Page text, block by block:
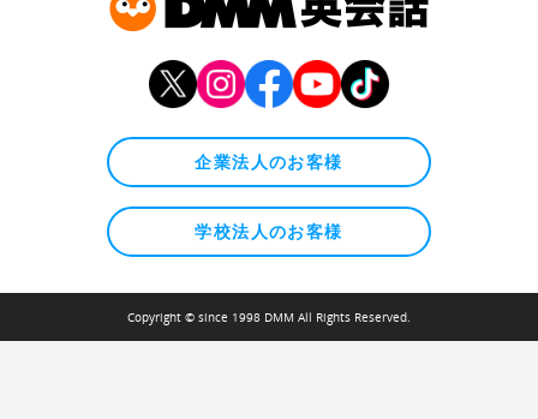
企業法人のお客様
学校法人のお客様
Copyright © since 1998 DMM All Rights Reserved.